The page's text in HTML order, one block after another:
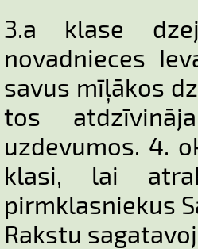
3.a klase
novadnieces
savus mīļākos
tos
uzdevumos. 4.
klasi, lai
pirmklasniekus
Rakstu